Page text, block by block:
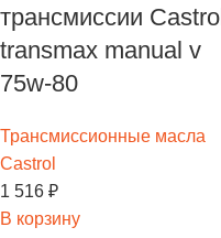
трансмиссии Castrol
transmax manual v
75w-80
Трансмиссионные масла
Castrol
1 516 ₽
В корзину